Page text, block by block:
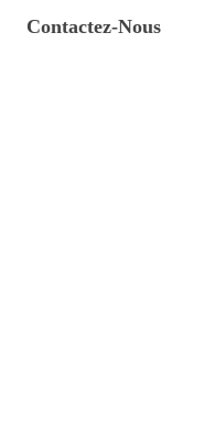
Contactez-Nous